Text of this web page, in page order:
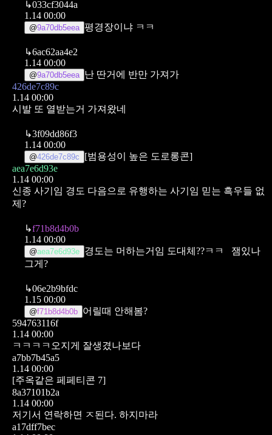
↳033cf3044a
1.14 00:00
@9a70db5eea 평경장이냐 ㅋㅋ
↳6ac62aa4e2
1.14 00:00
@9a70db5eea 난 딴거에 반만 가져가
426de7c89c
1.14 00:00
시발 또 열받는거 가져왔네
↳3f09dd86f3
1.14 00:00
@426de7c89c
[범용성이 높은 도로롱콘]
aea7e6d93e
1.14 00:00
신종 사기임 경도 다음으로 유행하는 사기임 믿는 흑우들 없
제?
↳f71b8d4b0b
1.14 00:00
@aea7e6d93e 경도는 머하는거임 도대체??ㅋㅋ
잼있나
그게?
↳06e2b9bfdc
1.15 00:00
@f71b8d4b0b 어릴때 안해봄?
594763116f
1.14 00:00
ㅋㅋㅋㅋ오지게 잘생겼나보다
a7bb7b45a5
1.14 00:00
[주옥같은 페페티콘 7]
8a37101b2a
1.14 00:00
저기서 연락하면 ㅈ된다. 하지마라
a17dff7bec